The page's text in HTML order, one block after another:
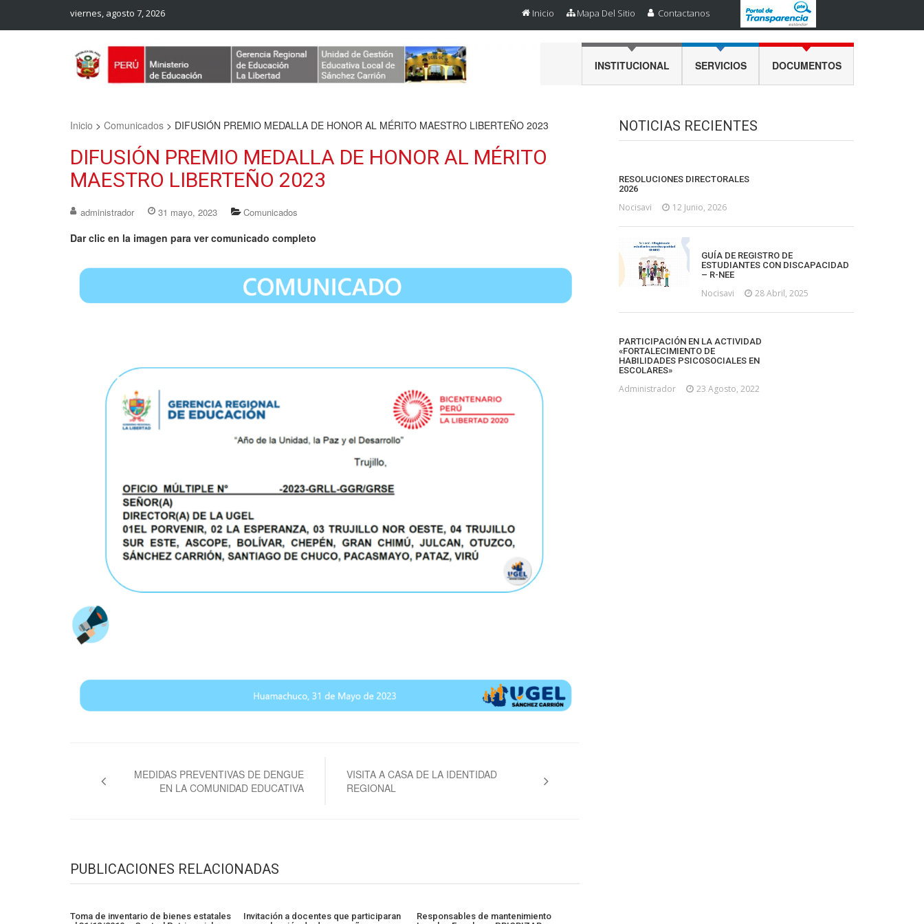
viernes, agosto 7, 2026 Inicio Mapa Del Sitio Contactanos
INSTITUCIONAL SERVICIOS DOCUMENTOS
Inicio > Comunicados > DIFUSIÓN PREMIO MEDALLA DE HONOR AL MÉRITO MAESTRO LIBERTEÑO 2023
DIFUSIÓN PREMIO MEDALLA DE HONOR AL MÉRITO
MAESTRO LIBERTEÑO 2023
administrador 31 mayo, 2023 Comunicados
Dar clic en la imagen para ver comunicado completo
MEDIDAS PREVENTIVAS DE DENGUE
EN LA COMUNIDAD EDUCATIVA
VISITA A CASA DE LA IDENTIDAD
REGIONAL
PUBLICACIONES RELACIONADAS
Toma de inventario de bienes estatales
Invitación a docentes que participaran
Responsables de mantenimiento
NOTICIAS RECIENTES
RESOLUCIONES DIRECTORALES
2026
Nocisavi 12 Junio, 2026
GUÍA DE REGISTRO DE
ESTUDIANTES CON DISCAPACIDAD
– R-NEE
Nocisavi 28 Abril, 2025
PARTICIPACIÓN EN LA ACTIVIDAD
«FORTALECIMIENTO DE
HABILIDADES PSICOSOCIALES EN
ESCOLARES»
Administrador 23 Agosto, 2022